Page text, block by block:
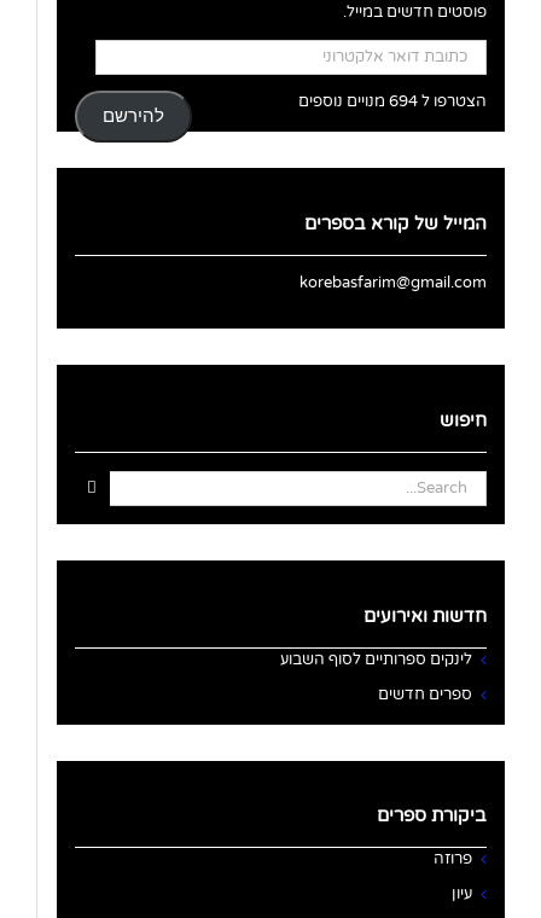
פוסטים חדשים במייל.
כתובת
דואר
אלקטרוני
להירשם
הצטרפו ל 694 מנויים נוספים
המייל של קורא בספרים
korebasfarim@gmail.com
חיפוש
Search
for:
חדשות ואירועים
לינקים ספרותיים לסוף השבוע
ספרים חדשים
ביקורת ספרים
פרוזה
עיון